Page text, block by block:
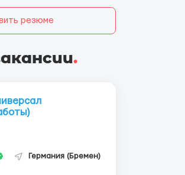
резюме
.
Германия (Бремен)